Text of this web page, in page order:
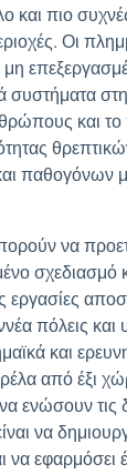
και πιο
Οι
μη
συστήματα
και
παθογόνων
να
σχεδιασμό
πόλεις και
και
από έξι
ενώσουν τις
να
να